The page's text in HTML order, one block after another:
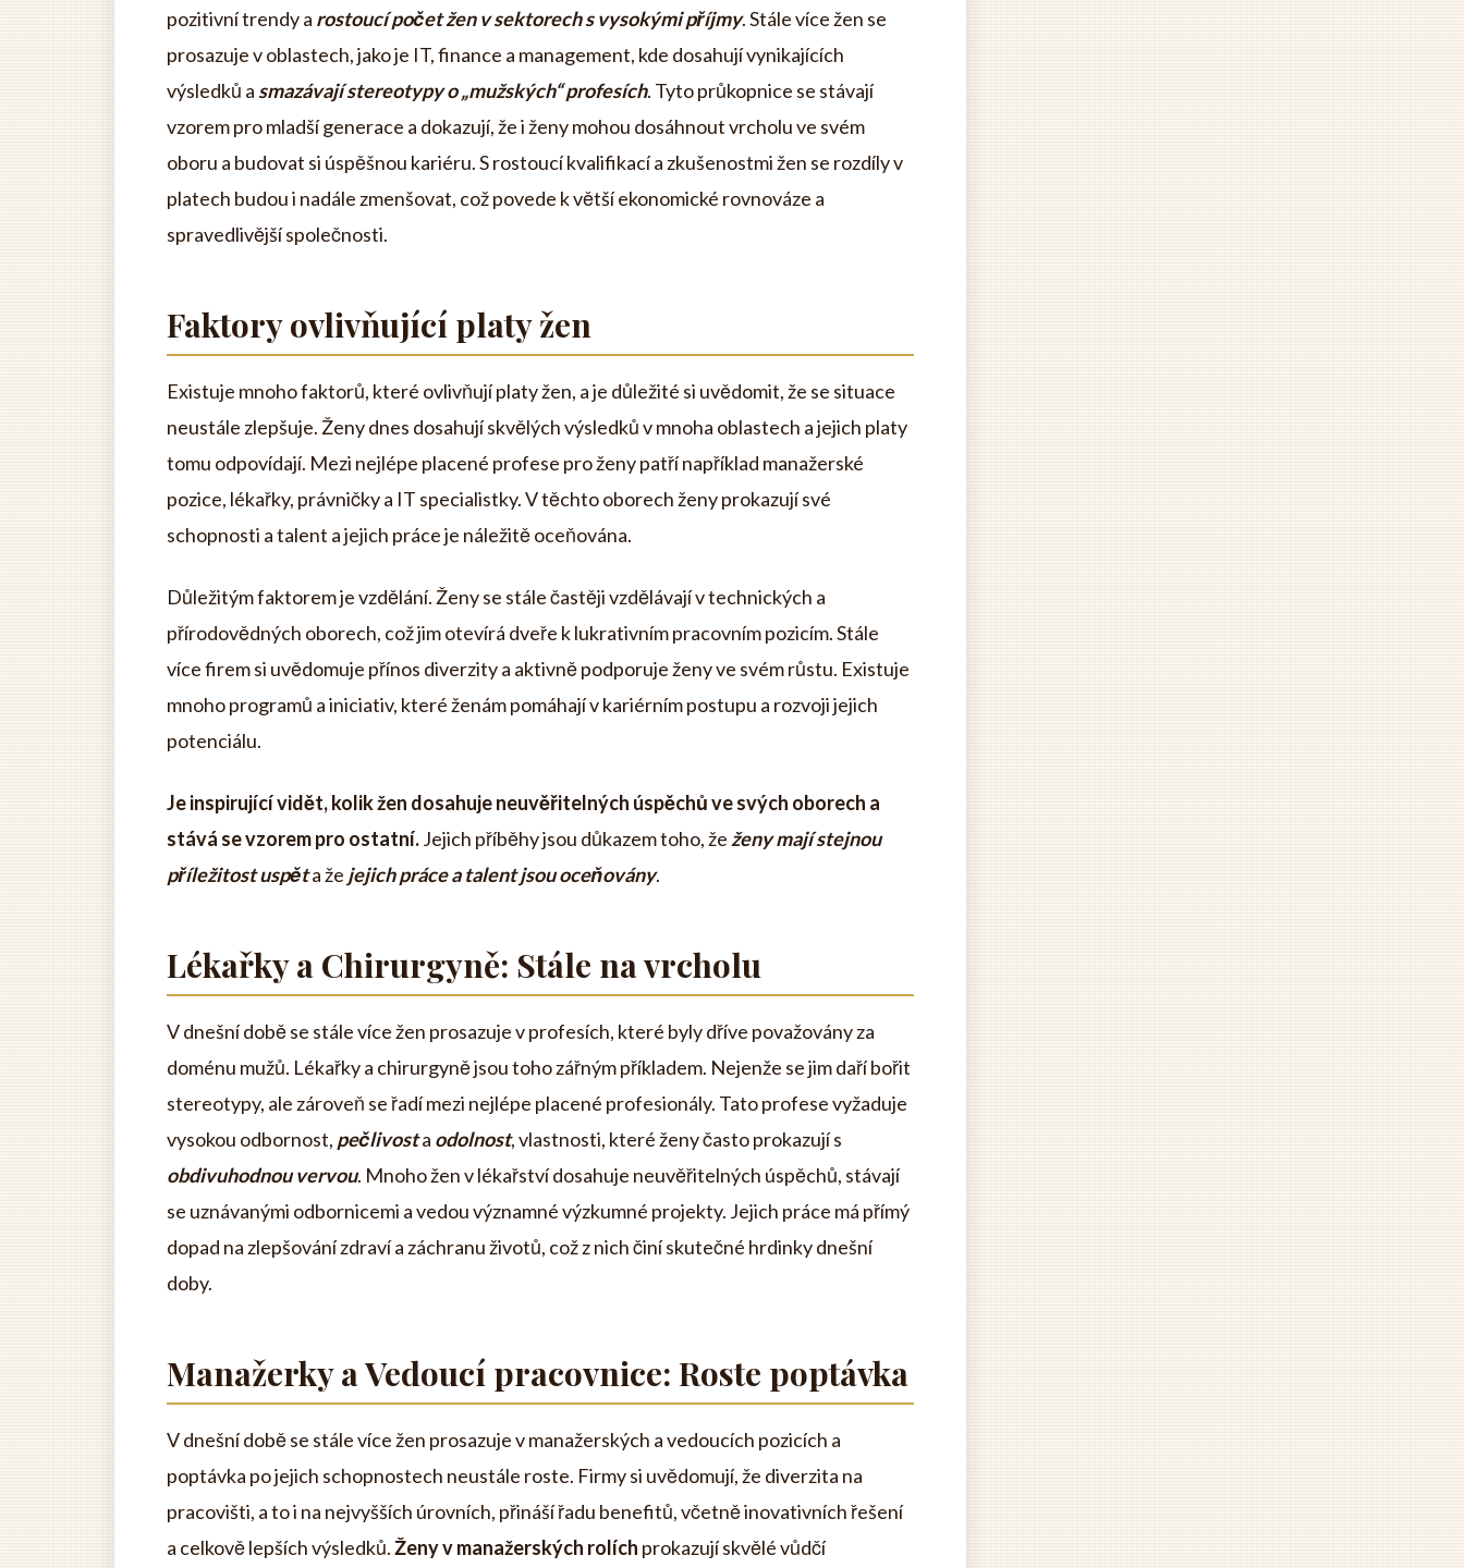
pozitivní trendy a rostoucí počet žen v sektorech s vysokými příjmy. Stále více žen se
prosazuje v oblastech, jako je IT, finance a management, kde dosahují vynikajících
výsledků a smazávají stereotypy o „mužských“ profesích. Tyto průkopnice se stávají
vzorem pro mladší generace a dokazují, že i ženy mohou dosáhnout vrcholu ve svém
oboru a budovat si úspěšnou kariéru. S rostoucí kvalifikací a zkušenostmi žen se rozdíly v
platech budou i nadále zmenšovat, což povede k větší ekonomické rovnováze a
spravedlivější společnosti.
Faktory ovlivňující platy žen
Existuje mnoho faktorů, které ovlivňují platy žen, a je důležité si uvědomit, že se situace
neustále zlepšuje. Ženy dnes dosahují skvělých výsledků v mnoha oblastech a jejich platy
tomu odpovídají. Mezi nejlépe placené profese pro ženy patří například manažerské
pozice, lékařky, právničky a IT specialistky. V těchto oborech ženy prokazují své
schopnosti a talent a jejich práce je náležitě oceňována.
Důležitým faktorem je vzdělání. Ženy se stále častěji vzdělávají v technických a
přírodovědných oborech, což jim otevírá dveře k lukrativním pracovním pozicím. Stále
více firem si uvědomuje přínos diverzity a aktivně podporuje ženy ve svém růstu. Existuje
mnoho programů a iniciativ, které ženám pomáhají v kariérním postupu a rozvoji jejich
potenciálu.
Je inspirující vidět, kolik žen dosahuje neuvěřitelných úspěchů ve svých oborech a
stává se vzorem pro ostatní.Jejich příběhy jsou důkazem toho, že ženy mají stejnou
příležitost uspěta že jejich práce a talent jsou oceňovány.
Lékařky a Chirurgyně: Stále na vrcholu
V dnešní době se stále více žen prosazuje v profesích, které byly dříve považovány za
doménu mužů. Lékařky a chirurgyně jsou toho zářným příkladem. Nejenže se jim daří bořit
stereotypy, ale zároveň se řadí mezi nejlépe placené profesionály. Tato profese vyžaduje
vysokou odbornost, pečlivosta odolnost, vlastnosti, které ženy často prokazují s
obdivuhodnou vervou. Mnoho žen v lékařství dosahuje neuvěřitelných úspěchů, stávají
se uznávanými odbornicemi a vedou významné výzkumné projekty. Jejich práce má přímý
dopad na zlepšování zdraví a záchranu životů, což z nich činí skutečné hrdinky dnešní
doby.
Manažerky a Vedoucí pracovnice: Roste poptávka
V dnešní době se stále více žen prosazuje v manažerských a vedoucích pozicích a
poptávka po jejich schopnostech neustále roste. Firmy si uvědomují, že diverzita na
pracovišti, a to i na nejvyšších úrovních, přináší řadu benefitů, včetně inovativních řešení
a celkově lepších výsledků.Ženy v manažerských rolích prokazují skvělé vůdčí